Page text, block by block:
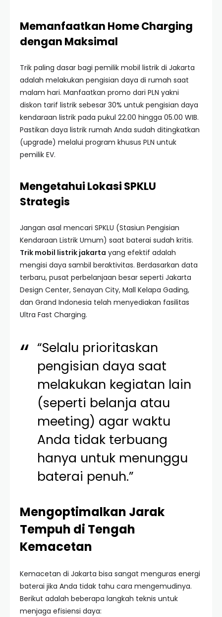
Memanfaatkan Home Charging
dengan Maksimal
Trik paling dasar bagi pemilik mobil listrik di Jakarta
adalah melakukan pengisian daya di rumah saat
malam hari. Manfaatkan promo dari PLN yakni
diskon tarif listrik sebesar 30% untuk pengisian daya
kendaraan listrik pada pukul 22.00 hingga 05.00 WIB.
Pastikan daya listrik rumah Anda sudah ditingkatkan
(upgrade) melalui program khusus PLN untuk
pemilik EV.
Mengetahui Lokasi SPKLU
Strategis
Jangan asal mencari SPKLU (Stasiun Pengisian
Kendaraan Listrik Umum) saat baterai sudah kritis.
Trik mobil listrik jakarta yang efektif adalah
mengisi daya sambil beraktivitas. Berdasarkan data
terbaru, pusat perbelanjaan besar seperti Jakarta
Design Center, Senayan City, Mall Kelapa Gading,
dan Grand Indonesia telah menyediakan fasilitas
Ultra Fast Charging.
“Selalu prioritaskan
pengisian daya saat
melakukan kegiatan lain
(seperti belanja atau
meeting) agar waktu
Anda tidak terbuang
hanya untuk menunggu
baterai penuh.”
Mengoptimalkan Jarak
Tempuh di Tengah
Kemacetan
Kemacetan di Jakarta bisa sangat menguras energi
baterai jika Anda tidak tahu cara mengemudinya.
Berikut adalah beberapa langkah teknis untuk
menjaga efisiensi daya: